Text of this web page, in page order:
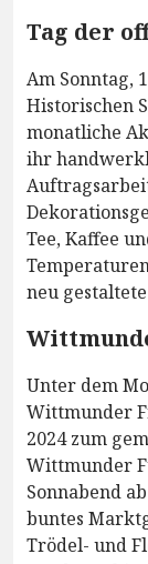
Tag der
Am Sonntag,
Historischen
monatliche
ihr
Tee, Kaffee
neu
Unter dem
Wittmunder
2024 zum
Wittmunder
Sonnabend
buntes
Trödel- und